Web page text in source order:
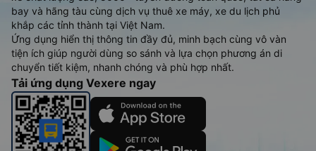
bay và hãng tàu cùng dịch vụ thuê xe máy, xe du lịch phủ
khắp các tỉnh thành tại Việt Nam.
Ứng dụng hiển thị thông tin đầy đủ, minh bạch cùng vô vàn
tiện ích giúp người dùng so sánh và lựa chọn phương án di
chuyển tiết kiệm, nhanh chóng và phù hợp nhất.
Tải ứng dụng Vexere ngay